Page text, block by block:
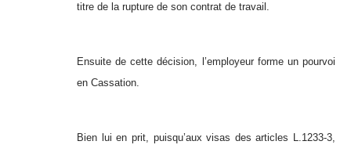
titre de la rupture de son contrat de travail.
Ensuite de cette décision, l’employeur forme un pourvoi
en Cassation.
Bien lui en prit, puisqu’aux visas des articles L.1233-3,